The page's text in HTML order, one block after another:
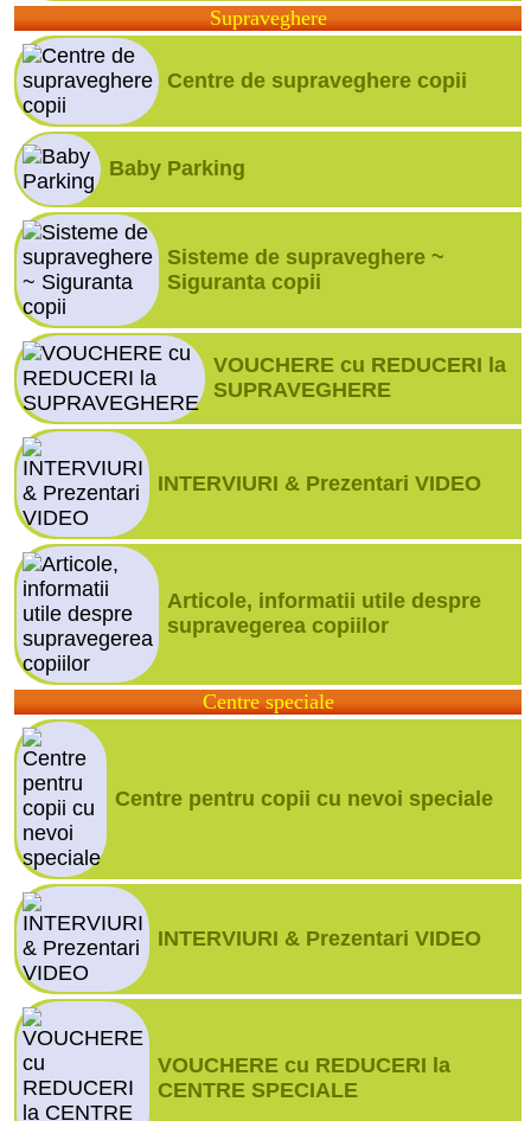
Supraveghere
Centre de supraveghere copii
Baby Parking
Sisteme de supraveghere ~
Siguranta copii
VOUCHERE cu REDUCERI la
SUPRAVEGHERE
INTERVIURI & Prezentari VIDEO
Articole, informatii utile despre
supravegerea copiilor
Centre speciale
Centre pentru copii cu nevoi speciale
INTERVIURI & Prezentari VIDEO
VOUCHERE cu REDUCERI la
CENTRE SPECIALE